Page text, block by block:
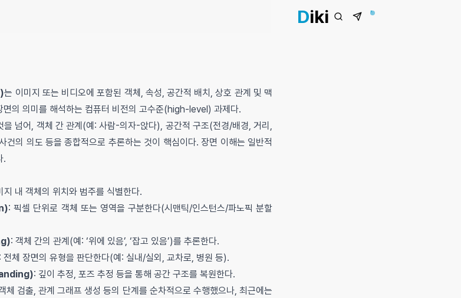
Diki
는 이미지 또는 비디오에 포함된 객체, 속성, 공간적 배치, 상호 관계 및 맥
면의 의미를 해석하는 컴퓨터 비전의 고수준(high-level) 과제다.
을 넘어, 객체 간 관계(예: 사람-의자-앉다), 공간적 구조(전경/배경, 거리,
건의 의도 등을 종합적으로 추론하는 것이 핵심이다. 장면 이해는 일반적
.
지 내 객체의 위치와 범주를 식별한다.
: 픽셀 단위로 객체 또는 영역을 구분한다(시맨틱/인스턴스/파노픽 분할
: 객체 간의 관계(예: ‘위에 있음’, ‘잡고 있음’)를 추론한다.
: 전체 장면의 유형을 판단한다(예: 실내/실외, 교차로, 병원 등).
: 깊이 추정, 포즈 추정 등을 통해 공간 구조를 복원한다.
체 검출, 관계 그래프 생성 등의 단계를 순차적으로 수행했으나, 최근에는